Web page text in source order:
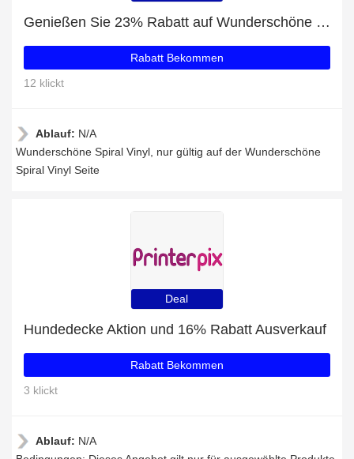
Genießen Sie 23% Rabatt auf Wunderschöne Spiral Vinyl
Rabatt Bekommen
12 klickt
Ablauf: N/A
Wunderschöne Spiral Vinyl, nur gültig auf der Wunderschöne
Spiral Vinyl Seite
Deal
Hundedecke Aktion und 16% Rabatt Ausverkauf
Rabatt Bekommen
3 klickt
Ablauf: N/A